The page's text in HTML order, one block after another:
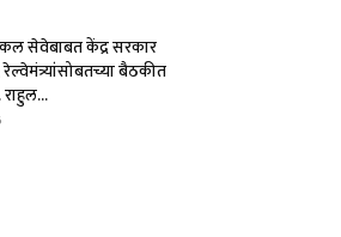
सेवेबाबत केंद्र सरकार
बैठकीत